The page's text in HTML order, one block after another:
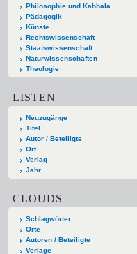
Philosophie und Kabbala
Pädagogik
Künste
Rechtswissenschaft
Staatswissenschaft
Naturwissenschaften
Theologie
LISTEN
Neuzugänge
Titel
Autor / Beteiligte
Ort
Verlag
Jahr
CLOUDS
Schlagwörter
Orte
Autoren / Beteiligte
Verlage